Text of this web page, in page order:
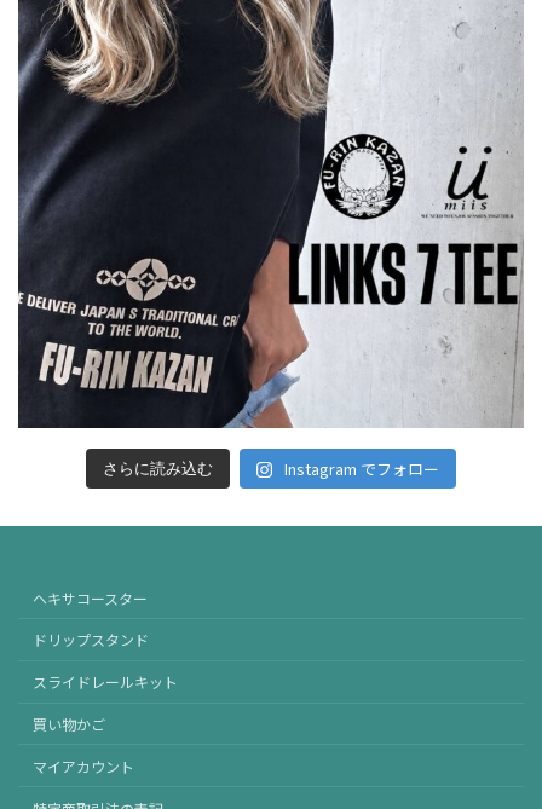
さらに読み込む Instagram でフォロー
ヘキサコースター
ドリップスタンド
スライドレールキット
買い物かご
マイアカウント